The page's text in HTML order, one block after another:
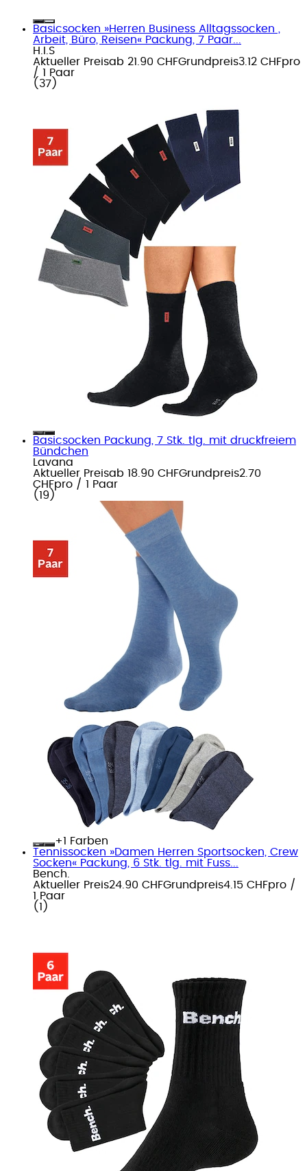
Basicsocken »Herren Business Alltagssocken ,
Arbeit, Büro, Reisen« Packung, 7 Paar...
H.I.S
Aktueller Preisab 21.90 CHFGrundpreis3.12 CHFpro
/ 1 Paar
( 37 )
Basicsocken Packung, 7 Stk. tlg. mit druckfreiem
Bündchen
Lavana
Aktueller Preisab 18.90 CHFGrundpreis2.70
CHFpro / 1 Paar
( 19 )
+
Farben
Tennissocken »Damen Herren Sportsocken, Crew
Socken« Packung, 6 Stk. tlg. mit Fuss...
Bench.
Aktueller Preis24.90 CHFGrundpreis4.15 CHFpro /
1 Paar
( 1 )